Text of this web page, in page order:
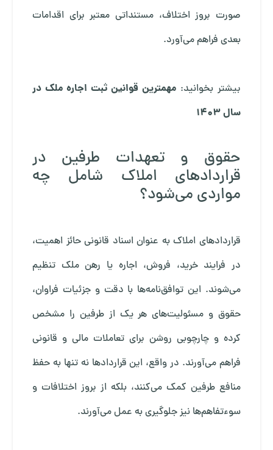
صورت بروز اختلاف، مستنداتی معتبر برای اقدامات
بعدی فراهم می‌آورد.
بیشتر بخوانید: مهمترین قوانین ثبت اجاره ملک در
سال 1403
حقوق و تعهدات طرفین در
قراردادهای املاک شامل چه
مواردی می‌شود؟
قراردادهای املاک به عنوان اسناد قانونی حائز اهمیت،
در فرایند خرید، فروش، اجاره یا رهن ملک تنظیم
می‌شوند. این توافق‌نامه‌ها با دقت و جزئیات فراوان،
حقوق و مسئولیت‌های هر یک از طرفین را مشخص
کرده و چارچوبی روشن برای تعاملات مالی و قانونی
فراهم می‌آورند. در واقع، این قراردادها نه تنها به حفظ
منافع طرفین کمک می‌کنند، بلکه از بروز اختلافات و
سوءتفاهم‌ها نیز جلوگیری به عمل می‌آورند.